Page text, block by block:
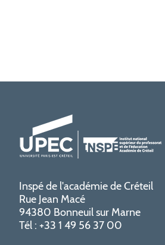
Inspé de l'académie de Créteil
Rue Jean Macé
94380 Bonneuil sur Marne
Tél : +33 1 49 56 37 00